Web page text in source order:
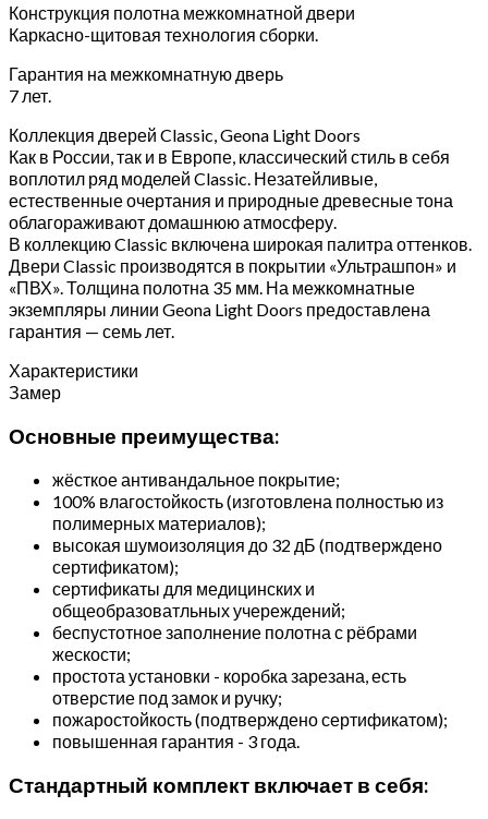
Конструкция полотна межкомнатной двери
Каркасно-щитовая технология сборки.
Гарантия на межкомнатную дверь
7 лет.
Коллекция дверей Classic, Geona Light Doors
Как в России, так и в Европе, классический стиль в себя
воплотил ряд моделей Classic. Незатейливые,
естественные очертания и природные древесные тона
облагораживают домашнюю атмосферу.
В коллекцию Classic включена широкая палитра оттенков.
Двери Classic производятся в покрытии «Ультрашпон» и
«ПВХ». Толщина полотна 35 мм. На межкомнатные
экземпляры линии Geona Light Doors предоставлена
гарантия — семь лет.
Характеристики
Замер
Основные преимущества:
жёсткое антивандальное покрытие;
100% влагостойкость (изготовлена полностью из
полимерных материалов);
высокая шумоизоляция до 32 дБ (подтверждено
сертификатом);
сертификаты для медицинских и
общеобразоватльных учереждений;
беспустотное заполнение полотна с рёбрами
жескости;
простота установки - коробка зарезана, есть
отверстие под замок и ручку;
пожаростойкость (подтверждено сертификатом);
повышенная гарантия - 3 года.
Стандартный комплект включает в себя: